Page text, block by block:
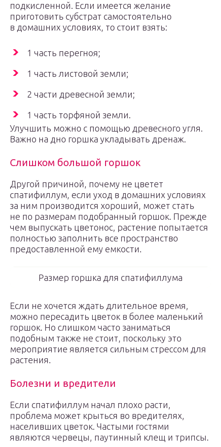
подкисленной. Если имеется желание
приготовить субстрат самостоятельно
в домашних условиях, то стоит взять:
1 часть перегноя;
1 часть листовой земли;
2 части древесной земли;
1 часть торфяной земли.
Улучшить можно с помощью древесного угля.
Важно на дно горшка укладывать дренаж.
Слишком большой горшок
Другой причиной, почему не цветет
спатифиллум, если уход в домашних условиях
за ним производится хороший, может стать
не по размерам подобранный горшок. Прежде
чем выпускать цветонос, растение попытается
полностью заполнить все пространство
предоставленной ему емкости.
Размер горшка для спатифиллума
Если не хочется ждать длительное время,
можно пересадить цветок в более маленький
горшок. Но слишком часто заниматься
подобным также не стоит, поскольку это
мероприятие является сильным стрессом для
растения.
Болезни и вредители
Если спатифиллум начал плохо расти,
проблема может крыться во вредителях,
населивших цветок. Частыми гостями
являются червецы, паутинный клещ и трипсы.